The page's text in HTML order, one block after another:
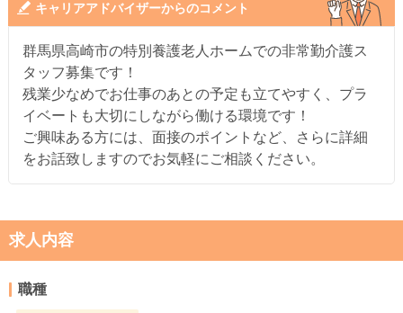
キャリアアドバイザーからのコメント
群馬県高崎市の特別養護老人ホームでの非常勤介護ス
タッフ募集です！
残業少なめでお仕事のあとの予定も立てやすく、プラ
イベートも大切にしながら働ける環境です！
ご興味ある方には、面接のポイントなど、さらに詳細
をお話致しますのでお気軽にご相談ください。
求人内容
職種